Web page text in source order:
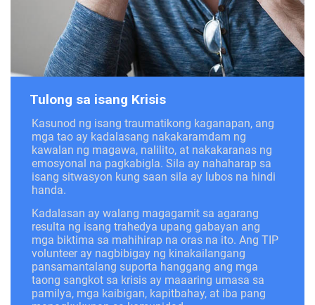
Tulong sa isang Krisis
Kasunod ng isang traumatikong kaganapan, ang
mga tao ay kadalasang nakakaramdam ng
kawalan ng magawa, nalilito, at nakakaranas ng
emosyonal na pagkabigla. Sila ay nahaharap sa
isang sitwasyon kung saan sila ay lubos na hindi
handa.
Kadalasan ay walang magagamit sa agarang
resulta ng isang trahedya upang gabayan ang
mga biktima sa mahihirap na oras na ito. Ang TIP
volunteer ay nagbibigay ng kinakailangang
pansamantalang suporta hanggang ang mga
taong sangkot sa krisis ay maaaring umasa sa
pamilya, mga kaibigan, kapitbahay, at iba pang